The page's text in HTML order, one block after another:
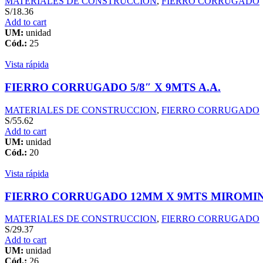
S/18.36
Add to cart
UM: unidad
Cód.: 25
Vista rápida
FIERRO CORRUGADO 5/8″ X 9MTS A.A.
MATERIALES DE CONSTRUCCION, FIERRO CORRUGADO
S/55.62
Add to cart
UM: unidad
Cód.: 20
Vista rápida
FIERRO CORRUGADO 12MM X 9MTS
MATERIALES DE CONSTRUCCION, FIERRO CORRUGADO
S/29.37
Add to cart
UM: unidad